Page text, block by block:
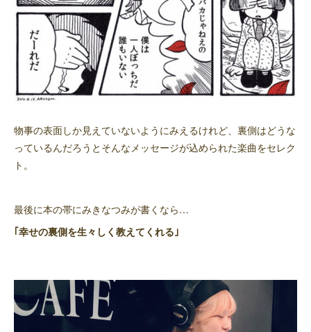
物事の表面しか見えていないようにみえるけれど、裏側はどうな
っているんだろうとそんなメッセージが込められた楽曲をセレク
ト。
最後に本の帯にみきなつみが書くなら…
｢幸せの裏側を生々しく教えてくれる｣